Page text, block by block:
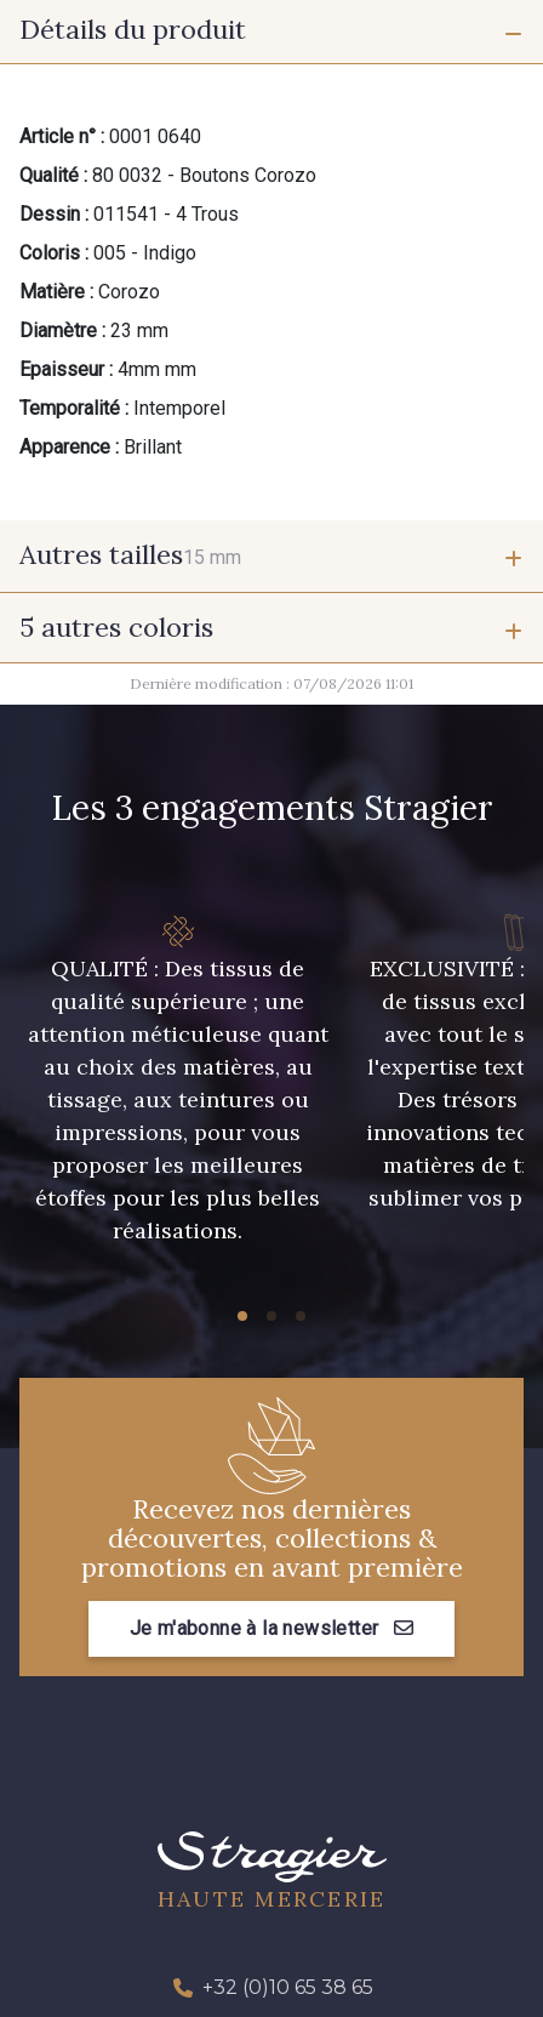
Détails du produit
Article n° : 0001 0640
Qualité : 80 0032 - Boutons Corozo
Dessin : 011541 - 4 Trous
Coloris : 005 - Indigo
Matière : Corozo
Diamètre : 23 mm
Epaisseur : 4mm mm
Temporalité : Intemporel
Apparence : Brillant
Autres tailles15 mm
15 mm
5 autres coloris
001 - Noir 002 - Gris
Dernière modification : 07/08/2026 11:01
Les 3 engagements Stragier
QUALITÉ : Des tissus de
qualité supérieure ; une
attention méticuleuse quant
au choix des matières, au
tissage, aux teintures ou
impressions, pour vous
proposer les meilleures
étoffes pour les plus belles
réalisations.
EXCLUSIVITÉ :
de tissus
avec tout le
l'expertise
Des trésors
innovations
matières de
sublimer vos
Recevez nos dernières
découvertes, collections &
promotions en avant première
Je m'abonne à la newsletter
HAUTE MERCERIE
+32 (0)10 65 38 65